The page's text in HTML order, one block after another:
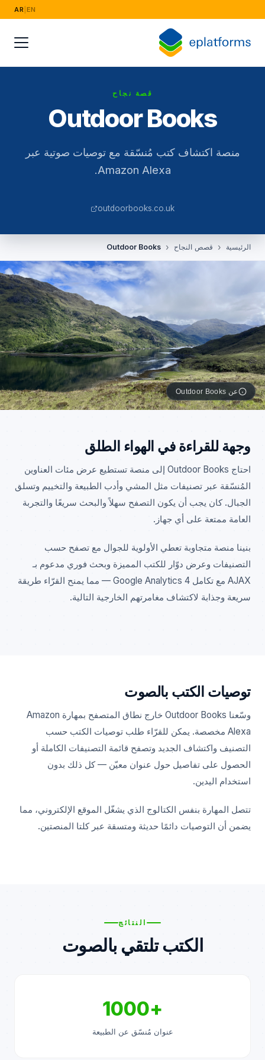
EN
AR
قصة نجاح
Outdoor Books
منصة اكتشاف كتب مُنسّقة مع توصيات صوتية عبر
Amazon Alexa.
outdoorbooks.co.uk
الرئيسية قصص النجاح Outdoor Books
عن Outdoor Books
تجارة إلكترونية
وجهة للقراءة في الهواء الطلق
احتاج Outdoor Books إلى منصة تستطيع عرض مئات العناوين
المُنسّقة عبر تصنيفات مثل المشي وأدب الطبيعة والتخييم وتسلق
الجبال. كان يجب أن يكون التصفح سهلاً والبحث سريعًا والتجربة
العامة ممتعة على أي جهاز.
بنينا منصة متجاوبة تعطي الأولوية للجوال مع تصفح حسب
التصنيفات وعرض دوّار للكتب المميزة وبحث فوري مدعوم بـ
AJAX مع تكامل Google Analytics 4 — مما يمنح القرّاء طريقة
سريعة وجذابة لاكتشاف مغامرتهم الخارجية التالية.
توصيات الكتب بالصوت
وسّعنا Outdoor Books خارج نطاق المتصفح بمهارة Amazon
Alexa مخصصة. يمكن للقرّاء طلب توصيات الكتب حسب
التصنيف واكتشاف الجديد وتصفح قائمة التصنيفات الكاملة أو
الحصول على تفاصيل حول عنوان معيّن — كل ذلك بدون
استخدام اليدين.
تتصل المهارة بنفس الكتالوج الذي يشغّل الموقع الإلكتروني، مما
يضمن أن التوصيات دائمًا حديثة ومتسقة عبر كلتا المنصتين.
النتائج
الكتب تلتقي بالصوت
+1000
عنوان مُنسّق عن الطبيعة
الأزياء والتجزئة
التعليم والتدريب
الفنون والمعارض
الجمعيات الخيرية والمنظمات غير الربحية
الرعاية الصحية